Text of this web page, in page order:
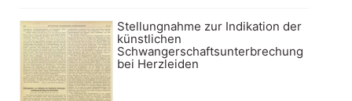
Stellungnahme zur Indikation der
künstlichen
Schwangerschaftsunterbrechung
bei Herzleiden